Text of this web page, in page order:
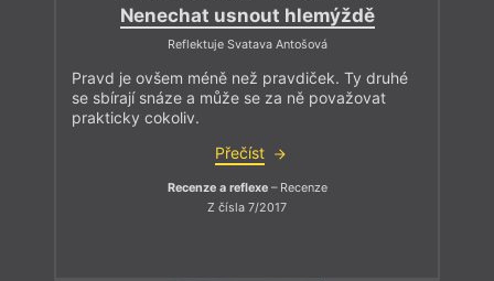
Nenechat usnout hlemýždě
Reflektuje Svatava Antošová
Pravd je ovšem méně než pravdiček. Ty druhé
se sbírají snáze a může se za ně považovat
prakticky cokoliv.
Přečíst
Recenze a reflexe– Recenze
Z čísla 7/2017